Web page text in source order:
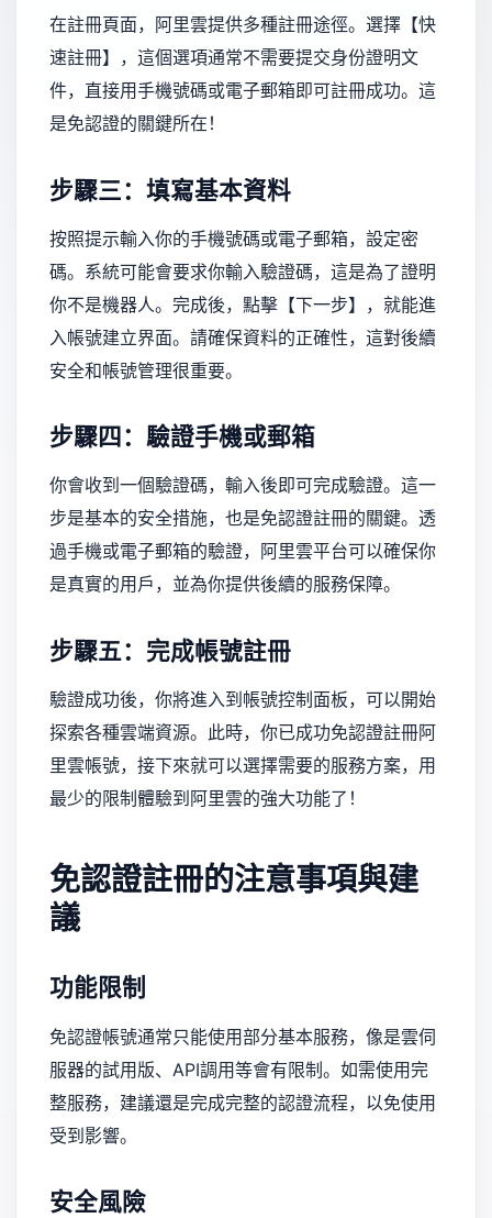
在註冊頁面，阿里雲提供多種註冊途徑。選擇【快
速註冊】，這個選項通常不需要提交身份證明文
件，直接用手機號碼或電子郵箱即可註冊成功。這
是免認證的關鍵所在！
步驟三：填寫基本資料
按照提示輸入你的手機號碼或電子郵箱，設定密
碼。系統可能會要求你輸入驗證碼，這是為了證明
你不是機器人。完成後，點擊【下一步】，就能進
入帳號建立界面。請確保資料的正確性，這對後續
安全和帳號管理很重要。
步驟四：驗證手機或郵箱
你會收到一個驗證碼，輸入後即可完成驗證。這一
步是基本的安全措施，也是免認證註冊的關鍵。透
過手機或電子郵箱的驗證，阿里雲平台可以確保你
是真實的用戶，並為你提供後續的服務保障。
步驟五：完成帳號註冊
驗證成功後，你將進入到帳號控制面板，可以開始
探索各種雲端資源。此時，你已成功免認證註冊阿
里雲帳號，接下來就可以選擇需要的服務方案，用
最少的限制體驗到阿里雲的強大功能了！
免認證註冊的注意事項與建
議
功能限制
免認證帳號通常只能使用部分基本服務，像是雲伺
服器的試用版、API調用等會有限制。如需使用完
整服務，建議還是完成完整的認證流程，以免使用
受到影響。
安全風險